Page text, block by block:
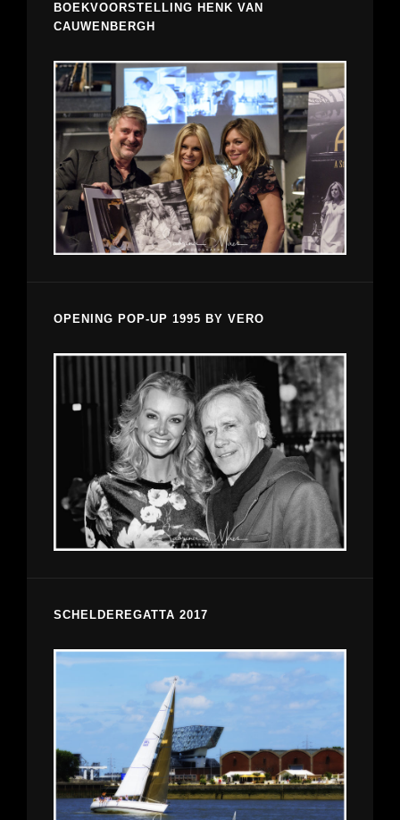
BOEKVOORSTELLING HENK VAN
CAUWENBERGH
OPENING POP-UP 1995 BY VERO
SCHELDEREGATTA 2017